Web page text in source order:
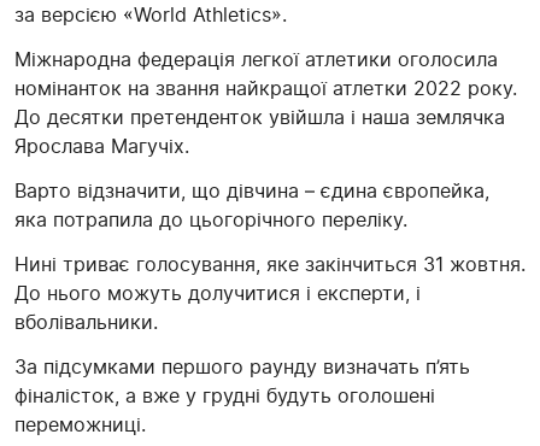
за версією «World Athletics».
Міжнародна федерація легкої атлетики оголосила
номінанток на звання найкращої атлетки 2022 року.
До десятки претенденток увійшла і наша землячка
Ярослава Магучіх.
Варто відзначити, що дівчина – єдина європейка,
яка потрапила до цьогорічного переліку.
Нині триває голосування, яке закінчиться 31 жовтня.
До нього можуть долучитися і експерти, і
вболівальники.
За підсумками першого раунду визначать п’ять
фіналісток, а вже у грудні будуть оголошені
переможниці.